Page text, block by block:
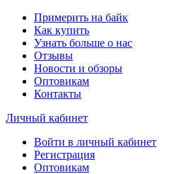
Примерить на байк
Как купить
Узнать больше о нас
Отзывы
Новости и обзоры
Оптовикам
Контакты
Личный кабинет
Войти в личный кабинет
Регистрация
Оптовикам